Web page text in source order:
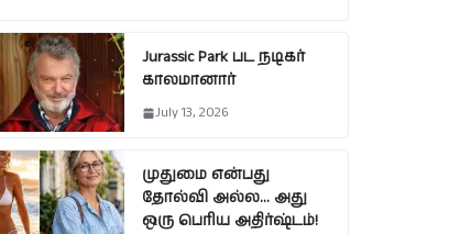
Jurassic Park பட நடிகர்
காலமானார்
July 13, 2026
முதுமை என்பது
தோல்வி அல்ல… அது
ஒரு பெரிய அதிர்ஷ்டம்!